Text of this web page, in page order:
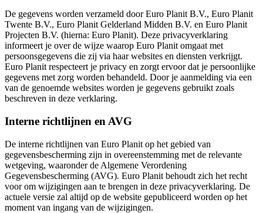
De gegevens worden verzameld door Euro Planit B.V., Euro Planit
Twente B.V., Euro Planit Gelderland Midden B.V. en Euro Planit
Projecten B.V. (hierna: Euro Planit). Deze privacyverklaring
informeert je over de wijze waarop Euro Planit omgaat met
persoonsgegevens die zij via haar websites en diensten verkrijgt.
Euro Planit respecteert je privacy en zorgt ervoor dat je persoonlijke
gegevens met zorg worden behandeld. Door je aanmelding via een
van de genoemde websites worden je gegevens gebruikt zoals
beschreven in deze verklaring.
Interne richtlijnen en AVG
De interne richtlijnen van Euro Planit op het gebied van
gegevensbescherming zijn in overeenstemming met de relevante
wetgeving, waaronder de Algemene Verordening
Gegevensbescherming (AVG). Euro Planit behoudt zich het recht
voor om wijzigingen aan te brengen in deze privacyverklaring. De
actuele versie zal altijd op de website gepubliceerd worden op het
moment van ingang van de wijzigingen.